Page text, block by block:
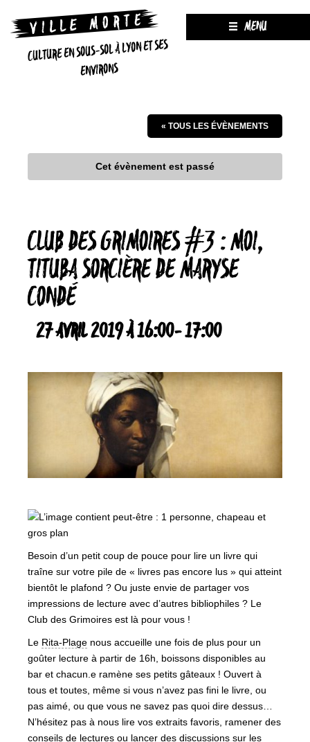
CULTURE EN SOUS-SOL À LYON ET SES
ENVIRONS
MENU
« TOUS LES ÉVÈNEMENTS
Cet évènement est passé
CLUB DES GRIMOIRES #3 : MOI,
TITUBA SORCIÈRE DE MARYSE
CONDÉ
27 AVRIL 2019 À 16:00-17:00
Besoin d’un petit coup de pouce pour lire un livre qui
traîne sur votre pile de « livres pas encore lus » qui atteint
bientôt le plafond ? Ou juste envie de partager vos
impressions de lecture avec d’autres bibliophiles ? Le
Club des Grimoires est là pour vous !
Le Rita-Plage nous accueille une fois de plus pour un
goûter lecture à partir de 16h, boissons disponibles au
bar et chacun.e ramène ses petits gâteaux ! Ouvert à
tous et toutes, même si vous n’avez pas fini le livre, ou
pas aimé, ou que vous ne savez pas quoi dire dessus…
N’hésitez pas à nous lire vos extraits favoris, ramener des
conseils de lectures ou lancer des discussions sur les